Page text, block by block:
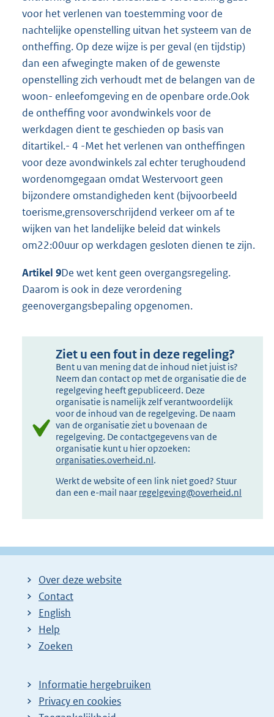
voor het verlenen van toestemming voor de
nachtelijke openstelling uitvan het systeem van de
ontheffing. Op deze wijze is per geval (en tijdstip)
dan een afwegingte maken of de gewenste
openstelling zich verhoudt met de belangen van de
woon- enleefomgeving en de openbare orde.Ook
de ontheffing voor avondwinkels voor de
werkdagen dient te geschieden op basis van
ditartikel.- 4 -Met het verlenen van ontheffingen
voor deze avondwinkels zal echter terughoudend
wordenomgegaan omdat Westervoort geen
bijzondere omstandigheden kent (bijvoorbeeld
toerisme,grensoverschrijdend verkeer om af te
wijken van het landelijke beleid dat winkels
om22:00uur op werkdagen gesloten dienen te zijn.
Artikel 9De wet kent geen overgangsregeling.
Daarom is ook in deze verordening
geenovergangsbepaling opgenomen.
Ziet u een fout in deze regeling?
Bent u van mening dat de inhoud niet juist is?
Neem dan contact op met de organisatie die de
regelgeving heeft gepubliceerd. Deze
organisatie is namelijk zelf verantwoordelijk
voor de inhoud van de regelgeving. De naam
van de organisatie ziet u bovenaan de
regelgeving. De contactgegevens van de
organisatie kunt u hier opzoeken:
organisaties.overheid.nl.
Werkt de website of een link niet goed? Stuur
dan een e-mail naar regelgeving@overheid.nl
Over deze website
Contact
English
Help
Zoeken
Informatie hergebruiken
Privacy en cookies